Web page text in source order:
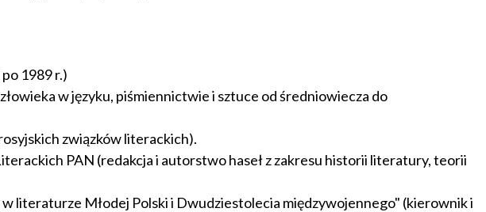
1989 r.)
w języku, piśmiennictwie i sztuce od średniowiecza do
związków literackich).
PAN (redakcja i autorstwo haseł z zakresu historii literatury, teorii
literaturze Młodej Polski i Dwudziestolecia międzywojennego" (kierownik i